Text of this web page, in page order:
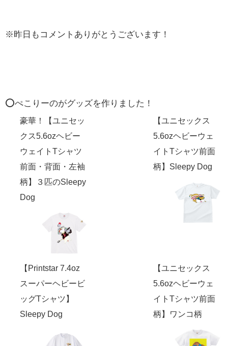
※昨日もコメントありがとうございます！
⭕️ぺこりーのがグッズを作りました！
豪華！【ユニセッ
クス5.6ozヘビー
ウェイトTシャツ
前面・背面・左袖
柄】３匹のSleepy
Dog
【ユニセックス
5.6ozヘビーウェ
イトTシャツ前面
柄】Sleepy Dog
【Printstar 7.4oz
スーパーヘビービ
ッグTシャツ】
Sleepy Dog
【ユニセックス
5.6ozヘビーウェ
イトTシャツ前面
柄】ワンコ柄